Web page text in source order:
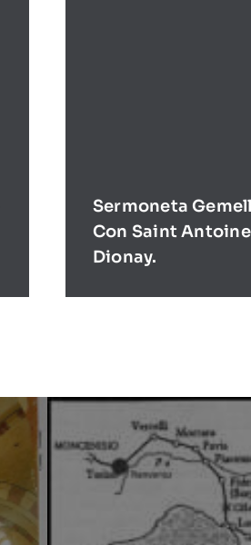
Sermoneta
Con Saint Antoine
Dionay.